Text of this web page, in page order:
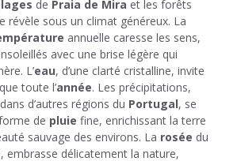
de Praia de Mira et les forêts
révèle sous un climat généreux. La
annuelle caresse les sens,
avec une brise légère qui
L’eau, d’une clarté cristalline, invite
toute l’année. Les précipitations,
d’autres régions du Portugal, se
de pluie fine, enrichissant la terre
sauvage des environs. La rosée du
embrasse délicatement la nature,